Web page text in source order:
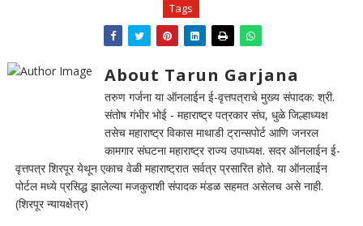
Tags
About Tarun Garjana
तरुण गर्जना या ऑनलाईन ई-वृत्तपत्राचे मुख्य संपादक: श्री.
संतोष गंभीर भोई - महाराष्ट्र पत्रकार संघ, धुळे जिल्हाध्यक्ष
तसेच महाराष्ट्र विकास माथाडी ट्रान्सपोर्ट आणि जनरल
कामगार संघटना महाराष्ट्र राज्य उपाध्यक्ष. सदर ऑनलाईन ई-
वृत्तपत्र शिरपूर येथून एकाच वेळी महाराष्ट्रात सर्वत्र प्रसारित होते. या ऑनलाईन
पोर्टल मध्ये प्रसिद्ध झालेल्या मजकुराशी संपादक मंडळ सहमत असेलच असे नाही.
(शिरपूर न्यायक्षेत्र)